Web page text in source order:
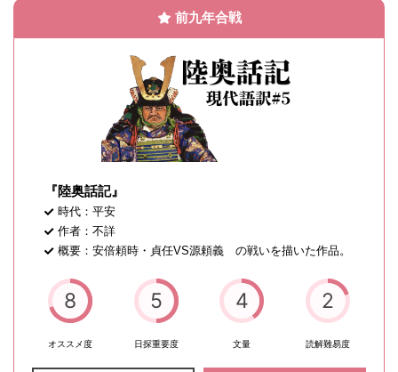
前九年合戦
『陸奥話記』
時代：平安
作者：不詳
概要：安倍頼時・貞任VS源頼義 の戦いを描いた作品。
8
オススメ度
5
日探重要度
4
文量
2
読解難易度